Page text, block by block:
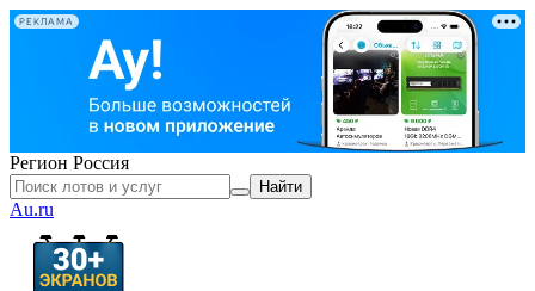
РЕКЛАМА
Регион Россия
Найти
Au.ru